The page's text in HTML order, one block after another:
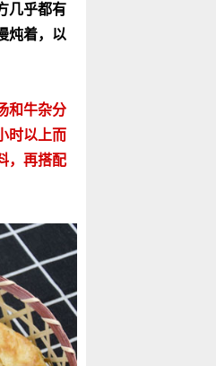
几乎都有
炖着，以
和牛杂分
时以上而
，再搭配